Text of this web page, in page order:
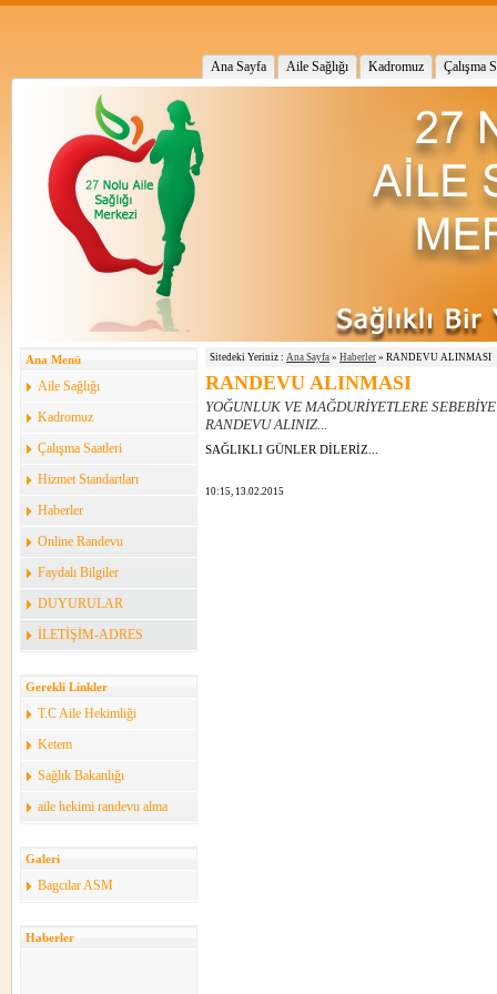
Ana Sayfa Aile Sağlığı Kadromuz Çalışma
Ana Menü
Aile Sağlığı
Kadromuz
Çalışma Saatleri
Hizmet Standartları
Haberler
Online Randevu
Faydalı Bilgiler
DUYURULAR
İLETİŞİM-ADRES
Gerekli Linkler
T.C Aile Hekimliği
Ketem
Sağlık Bakanlığı
aile hekimi randevu alma
Galeri
Bagcılar ASM
Haberler
Sitedeki Yeriniz : Ana Sayfa » Haberler » RANDEVU ALINMASI
RANDEVU ALINMASI
YOĞUNLUK VE MAĞDURİYETLERE
RANDEVU ALINIZ...
SAĞLIKLI GÜNLER DİLERİZ...
10:15, 13.02.2015